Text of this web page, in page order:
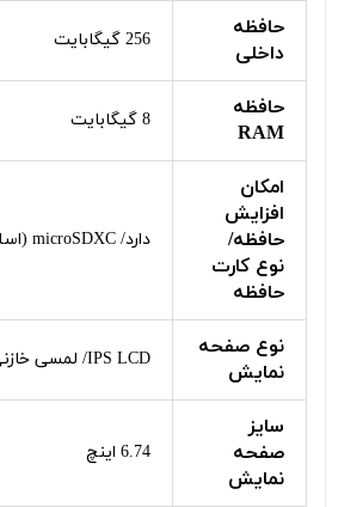
حافظه
داخلی
256 گیگابایت
حافظه
RAM
8 گیگابایت
امکان
افزایش
حافظه/
نوع کارت
حافظه
دارد/ microSDXC (اسلات اختصاصی)
نوع صفحه
نمایش
IPS LCD/ لمسی خازنی
سایز
صفحه
نمایش
6.74 اینچ